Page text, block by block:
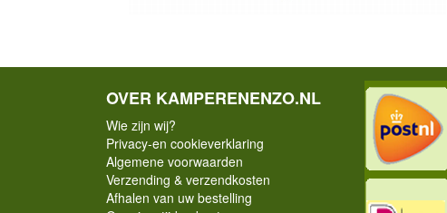
OVER KAMPERENENZO.NL
Wie zijn wij?
Privacy-en cookieverklaring
Algemene voorwaarden
Verzending & verzendkosten
Afhalen van uw bestelling